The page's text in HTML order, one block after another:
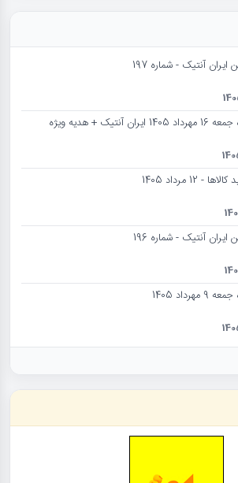
ایران آنتیک - شماره 197
آنتیک + هدیه ویژه
12 مرداد 1405
ایران آنتیک - شماره 196
1405